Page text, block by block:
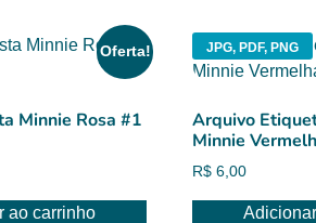
Oferta!
Minnie Rosa #1
ao carrinho
JPG, PDF, PNG
Arquivo
Minnie
R$6,00